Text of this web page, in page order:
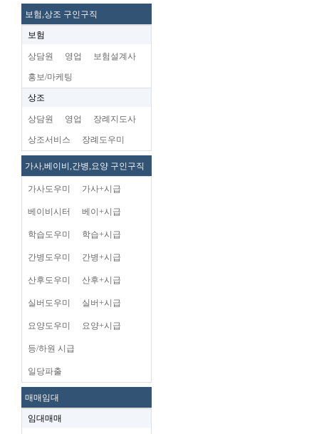
보험,상조 구인구직
보험
상담원 영업 보험설계사
홍보/마케팅
상조
상담원 영업 장례지도사
상조서비스 장례도우미
가사,베이비,간병,요양 구인구직
가사도우미 가사+시급
베이비시터 베이+시급
학습도우미 학습+시급
간병도우미 간병+시급
산후도우미 산후+시급
실버도우미 실버+시급
요양도우미 요양+시급
등/하원 시급
일당파출
매매임대
임대매매